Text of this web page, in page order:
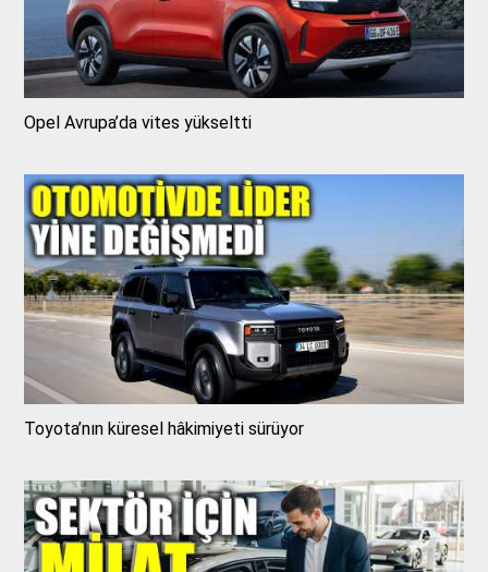
Opel Avrupa’da vites yükseltti
Toyota’nın küresel hâkimiyeti sürüyor